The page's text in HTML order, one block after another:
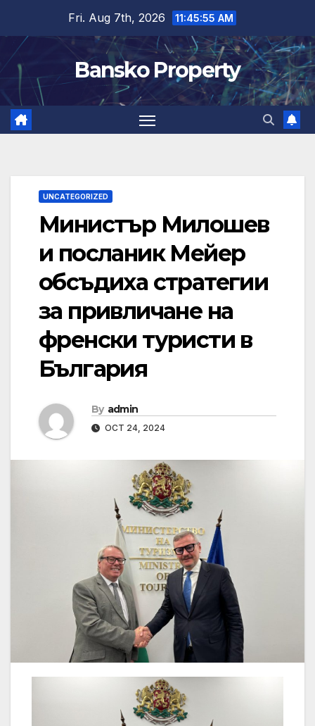
content
Fri. Aug 7th, 2026 11:45:55 AM
Bansko Property
UNCATEGORIZED
Министър Милошев
и посланик Мейер
обсъдиха стратегии
за привличане на
френски туристи в
България
By admin
OCT 24, 2024